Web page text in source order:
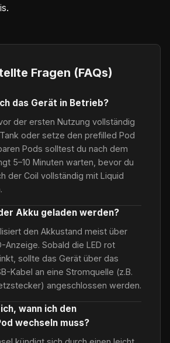
Fragen (FAQs)
das Gerät in Betrieb?
der ersten Nutzung vollständig
oder setze den prefilled Pod
Pods solltest du nach dem
5–10 Minuten warten, bevor du
der Coil vollständig mit Liquid
der Akku geladen werden?
den Akkustand meist über
Anzeige. Sobald die LED rot
sollte das Gerät über das
Kabel an eine Stromquelle (z.B.
angeschlossen werden.
wann ich den
wechseln muss?